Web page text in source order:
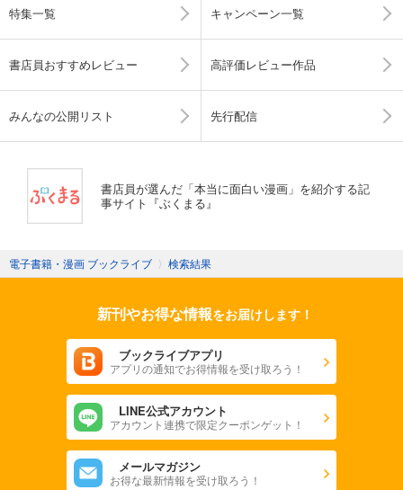
特集一覧 キャンペーン一覧
書店員おすすめレビュー 高評価レビュー作品
みんなの公開リスト 先行配信
書店員が選んだ「本当に面白い漫画」を紹介する記
事サイト『ぶくまる』
電子書籍・漫画 ブックライブ 〉 検索結果
新刊やお得な情報をお届けします！
ブックライブアプリ
アプリの通知でお得情報を受け取ろう！
LINE公式アカウント
アカウント連携で限定クーポンゲット！
メールマガジン
お得な最新情報を受け取ろう！